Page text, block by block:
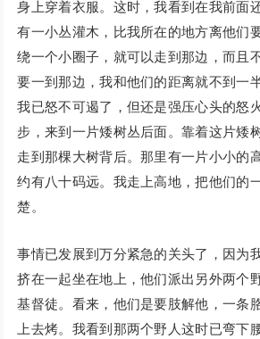
身上穿着衣服。这时，我看到在我前面
有一小丛灌木，比我所在的地方离他们
绕一个小圈子，就可以走到那边，而且
要一到那边，我和他们的距离就不到一
我已怒不可遏了，但还是强压心头的怒
步，来到一片矮树丛后面。靠着这片矮
走到那棵大树背后。那里有一片小小的
约有八十码远。我走上高地，把他们的
楚。
事情已发展到万分紧急的关头了，因为
挤在一起坐在地上，他们派出另外两个
基督徒。看来，他们是要肢解他，一条
上去烤。我看到那两个野人这时已弯下